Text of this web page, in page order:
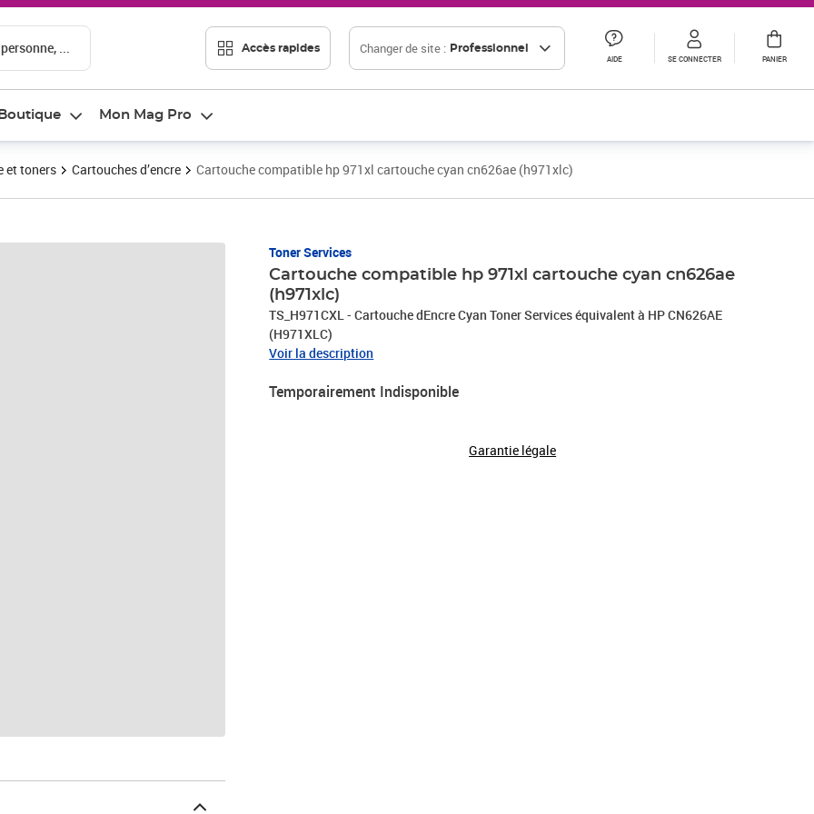
... Accès rapides Changer de site : Professionnel
AIDE SE CONNECTER PANIER
Boutique Mon Mag Pro
et toners Cartouches d’encre Cartouche compatible hp 971xl cartouche cyan cn626ae (h971xlc)
Toner Services
Cartouche compatible hp 971xl cartouche cyan cn626ae
(h971xlc)
TS_H971CXL - Cartouche dEncre Cyan Toner Services équivalent à HP CN626AE
(H971XLC)
Voir la description
Temporairement Indisponible
Garantie légale